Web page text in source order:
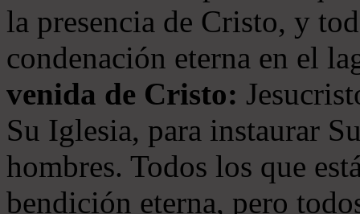
la presencia de Cristo, y
condenación eterna en el
venida de Cristo:
Su Iglesia, para instaurar
hombres. Todos los que
bendición eterna, pero